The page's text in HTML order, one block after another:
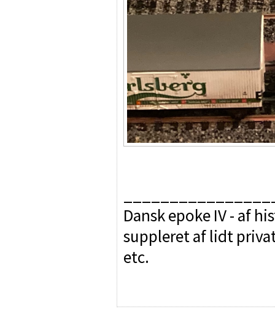
Dansk epoke IV - af
suppleret af lidt
etc.